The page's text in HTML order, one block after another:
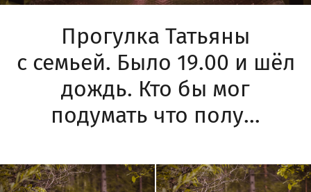
Прогулка Татьяны
с семьей. Было 19.00 и шёл
дождь. Кто бы мог
подумать что полу…